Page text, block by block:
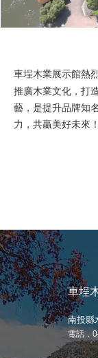
車埕木業展示館熱
推廣木業文化，打
藝，是提升品牌知
力，共贏美好未來
車埕
南投縣
電話．